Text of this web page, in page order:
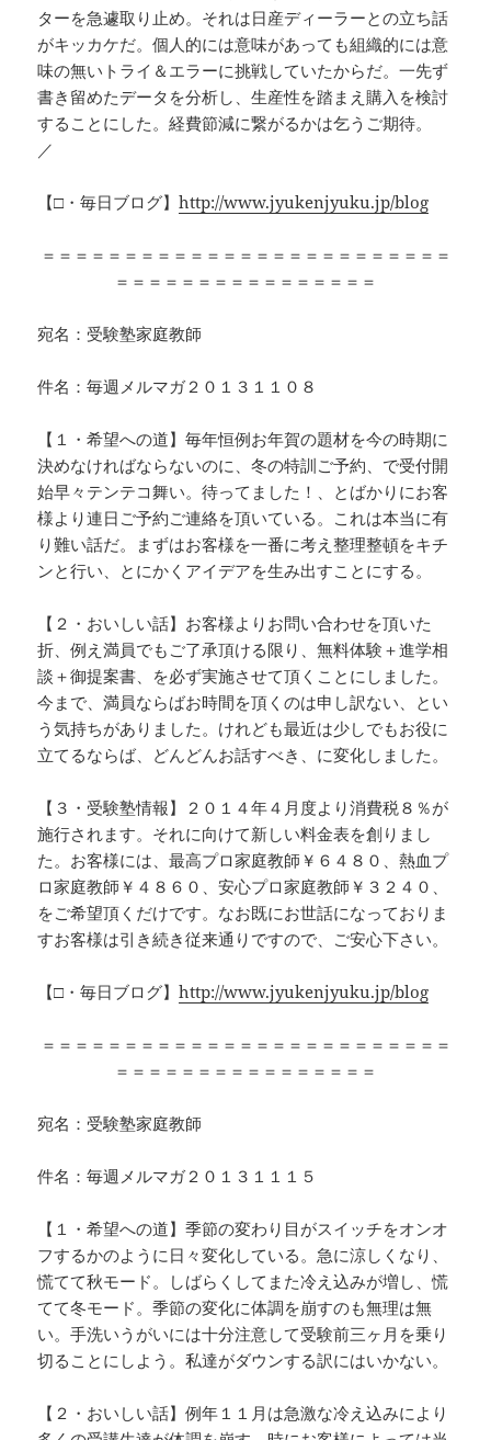
ターを急遽取り止め。それは日産ディーラーとの立ち話
がキッカケだ。個人的には意味があっても組織的には意
味の無いトライ＆エラーに挑戦していたからだ。一先ず
書き留めたデータを分析し、生産性を踏まえ購入を検討
することにした。経費節減に繋がるかは乞うご期待。
／
【□・毎日ブログ】http://www.jyukenjyuku.jp/blog
＝＝＝＝＝＝＝＝＝＝＝＝＝＝＝＝＝＝＝＝＝＝＝＝＝
＝＝＝＝＝＝＝＝＝＝＝＝＝＝＝＝
宛名：受験塾家庭教師
件名：毎週メルマガ２０１３１１０８
【１・希望への道】毎年恒例お年賀の題材を今の時期に
決めなければならないのに、冬の特訓ご予約、で受付開
始早々テンテコ舞い。待ってました！、とばかりにお客
様より連日ご予約ご連絡を頂いている。これは本当に有
り難い話だ。まずはお客様を一番に考え整理整頓をキチ
ンと行い、とにかくアイデアを生み出すことにする。
【２・おいしい話】お客様よりお問い合わせを頂いた
折、例え満員でもご了承頂ける限り、無料体験＋進学相
談＋御提案書、を必ず実施させて頂くことにしました。
今まで、満員ならばお時間を頂くのは申し訳ない、とい
う気持ちがありました。けれども最近は少しでもお役に
立てるならば、どんどんお話すべき、に変化しました。
【３・受験塾情報】２０１４年４月度より消費税８％が
施行されます。それに向けて新しい料金表を創りまし
た。お客様には、最高プロ家庭教師￥６４８０、熱血プ
ロ家庭教師￥４８６０、安心プロ家庭教師￥３２４０、
をご希望頂くだけです。なお既にお世話になっておりま
すお客様は引き続き従来通りですので、ご安心下さい。
【□・毎日ブログ】http://www.jyukenjyuku.jp/blog
＝＝＝＝＝＝＝＝＝＝＝＝＝＝＝＝＝＝＝＝＝＝＝＝＝
＝＝＝＝＝＝＝＝＝＝＝＝＝＝＝＝
宛名：受験塾家庭教師
件名：毎週メルマガ２０１３１１１５
【１・希望への道】季節の変わり目がスイッチをオンオ
フするかのように日々変化している。急に涼しくなり、
慌てて秋モード。しばらくしてまた冷え込みが増し、慌
てて冬モード。季節の変化に体調を崩すのも無理は無
い。手洗いうがいには十分注意して受験前三ヶ月を乗り
切ることにしよう。私達がダウンする訳にはいかない。
【２・おいしい話】例年１１月は急激な冷え込みにより